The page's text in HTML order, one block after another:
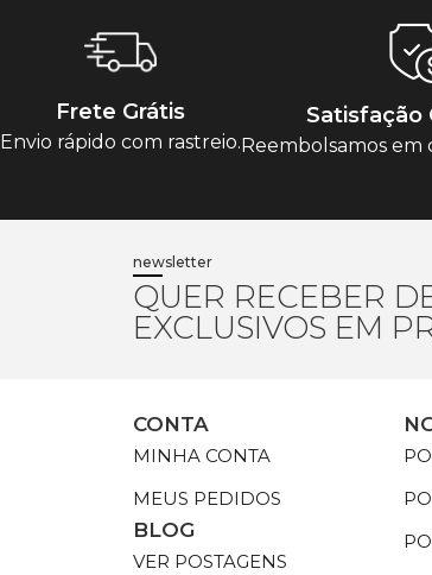
Frete Grátis
Envio rápido com rastreio.
Satisfação
Reembolsamos em
newsletter
QUER RECEBER
EXCLUSIVOS EM
CONTA
MINHA CONTA
MEUS PEDIDOS
BLOG
VER POSTAGENS